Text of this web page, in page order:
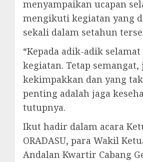
menyampaikan ucapan
mengikuti kegiatan yang
sekali dalam setahun
“Kepada adik-adik
kegiatan. Tetap semangat,
kekimpakkan dan yang
penting adalah jaga
tutupnya.
Ikut hadir dalam acara
ORADASU, para Wakil
Andalan Kwartir Cabang